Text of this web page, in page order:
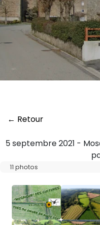
← Retour
5 septembre 2021 -
11 photos